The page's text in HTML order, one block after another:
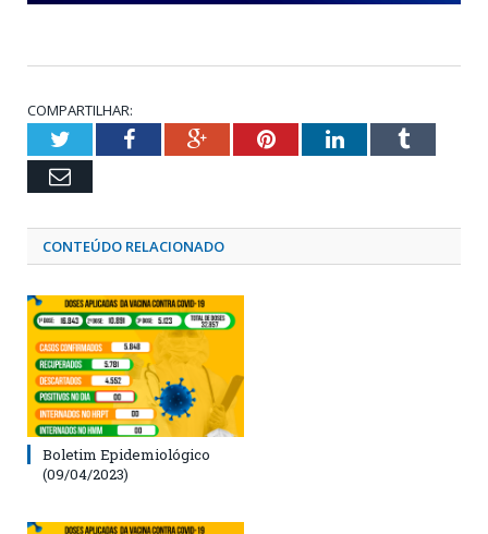
COMPARTILHAR:
TwitterFacebookGoogle+PinterestLinkedInTumblr
Email
CONTEÚDO RELACIONADO
Boletim Epidemiológico
(09/04/2023)